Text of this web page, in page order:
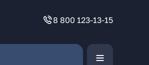
8 800 123-13-15